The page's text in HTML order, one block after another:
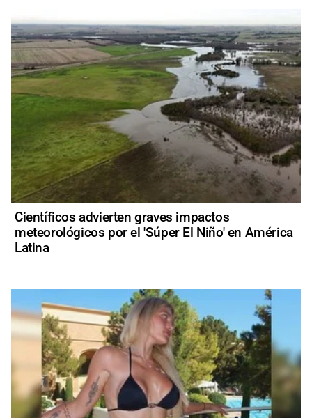
Científicos advierten graves impactos
meteorológicos por el 'Súper El Niño' en América
Latina